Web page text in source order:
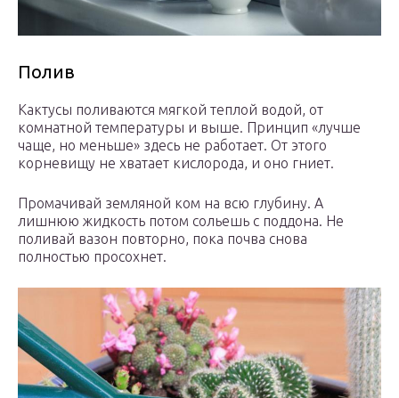
Полив
Кактусы поливаются мягкой теплой водой, от
комнатной температуры и выше. Принцип «лучше
чаще, но меньше» здесь не работает. От этого
корневищу не хватает кислорода, и оно гниет.
Промачивай земляной ком на всю глубину. А
лишнюю жидкость потом сольешь с поддона. Не
поливай вазон повторно, пока почва снова
полностью просохнет.